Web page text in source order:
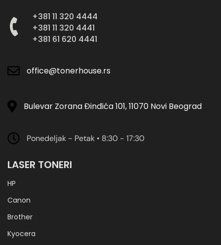
+381 11 320 4444
+381 11 320 4441
+381 61 620 4441
office@tonerhouse.rs
Bulevar Zorana Đinđića 101, 11070 Novi Beograd
Ponedeljak - Petak • 8:30 - 17:30
LASER TONERI
HP
Canon
Brother
Kyocera